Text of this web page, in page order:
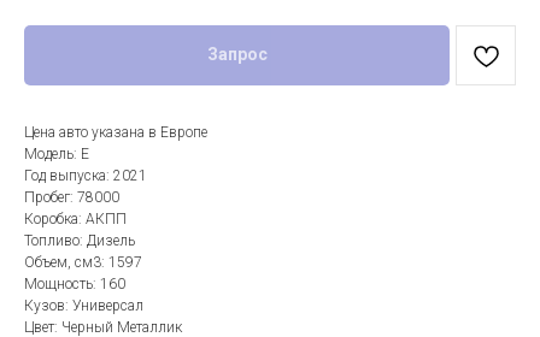
Запрос
Цена авто указана в Европе
Модель: E
Год выпуска: 2021
Пробег: 78000
Коробка: АКПП
Топливо: Дизель
Объем, см3: 1597
Мощность: 160
Кузов: Универсал
Цвет: Черный Металлик